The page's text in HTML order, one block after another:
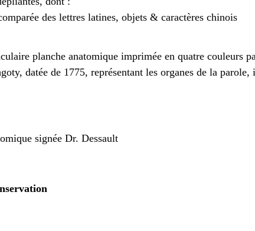
des lettres latines, objets & caractères chinois
planche anatomique imprimée en quatre couleurs
datée de 1775, représentant les organes de la parole,
signée Dr. Dessault